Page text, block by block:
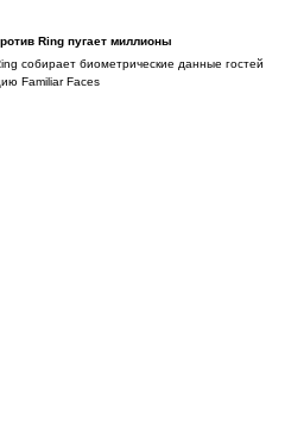
Ring пугает миллионы
собирает биометрические данные гостей
Familiar Faces